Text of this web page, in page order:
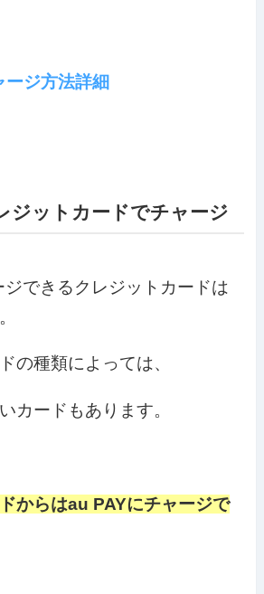
ジ方法詳細
ジットカードでチャージ
できるクレジットカードは
の種類によっては、
カードもあります。
からはau PAYにチャージで